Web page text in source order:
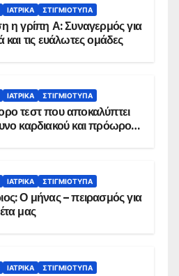
ΙΑΤΡΙΚΆ ΣΤΙΓΜΙΌΤΥΠΑ
η γρίπη Α: Συναγερμός για
και τις ευάλωτες ομάδες
ΙΑΤΡΙΚΆ ΣΤΙΓΜΙΌΤΥΠΑ
τεστ που αποκαλύπτει
καρδιακού και πρόωρου
ΙΑΤΡΙΚΆ ΣΤΙΓΜΙΌΤΥΠΑ
Ο μήνας – πειρασμός για
μας
ΙΑΤΡΙΚΆ ΣΤΙΓΜΙΌΤΥΠΑ